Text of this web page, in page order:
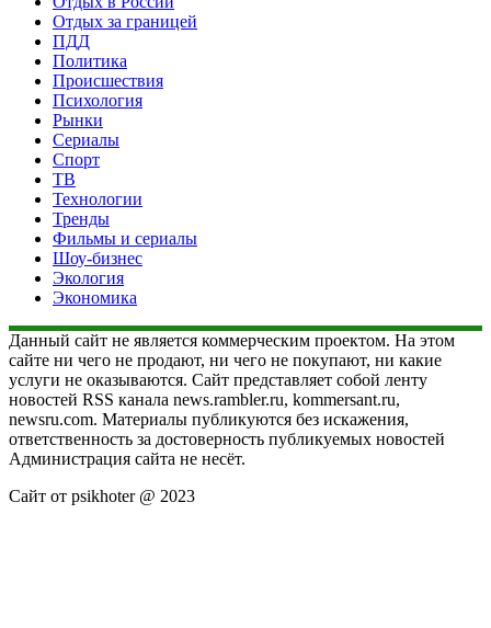
Отдых за границей
ПДД
Политика
Происшествия
Психология
Рынки
Сериалы
Спорт
ТВ
Технологии
Тренды
Фильмы и сериалы
Шоу-бизнес
Экология
Экономика
Данный сайт не является коммерческим проектом. На этом
сайте ни чего не продают, ни чего не покупают, ни какие
услуги не оказываются. Сайт представляет собой ленту
новостей RSS канала news.rambler.ru, kommersant.ru,
newsru.com. Материалы публикуются без искажения,
ответственность за достоверность публикуемых новостей
Администрация сайта не несёт.
Сайт от psikhoter @ 2023